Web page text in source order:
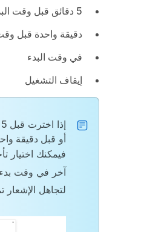
5 دقائق قبل وقت البدء
دقيقة واحدة قبل
في وقت البدء
إيقاف التشغيل
إذا اخترت قبل 5 دقائق من وقت البدء
أو قبل دقيقة
فيمكنك اختيار
آخر في وقت بدء
لتجاهل الإشعار